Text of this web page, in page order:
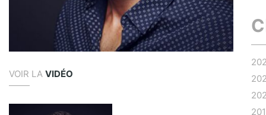
VOIR LA VIDÉO